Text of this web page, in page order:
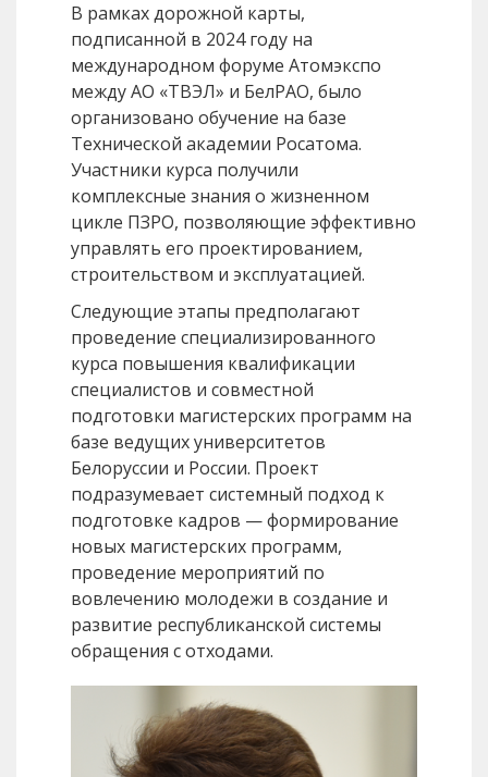
В рамках дорожной карты,
подписанной в 2024 году на
международном форуме Атомэкспо
между АО «ТВЭЛ» и БелРАО, было
организовано обучение на базе
Технической академии Росатома.
Участники курса получили
комплексные знания о жизненном
цикле ПЗРО, позволяющие эффективно
управлять его проектированием,
строительством и эксплуатацией.
Следующие этапы предполагают
проведение специализированного
курса повышения квалификации
специалистов и совместной
подготовки магистерских программ на
базе ведущих университетов
Белоруссии и России. Проект
подразумевает системный подход к
подготовке кадров — формирование
новых магистерских программ,
проведение мероприятий по
вовлечению молодежи в создание и
развитие республиканской системы
обращения с отходами.